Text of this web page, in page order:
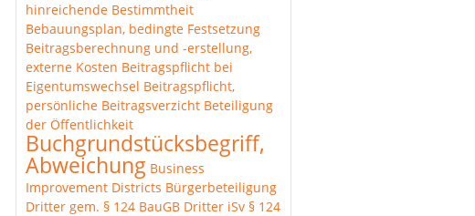
hinreichende Bestimmtheit
Bebauungsplan, bedingte Festsetzung
Beitragsberechnung und -erstellung,
externe Kosten Beitragspflicht bei
Eigentumswechsel Beitragspflicht,
persönliche Beitragsverzicht Beteiligung
der Öffentlichkeit
Buchgrundstücksbegriff,
Abweichung Business
Improvement Districts Bürgerbeteiligung
Dritter gem. § 124 BauGB Dritter iSv § 124